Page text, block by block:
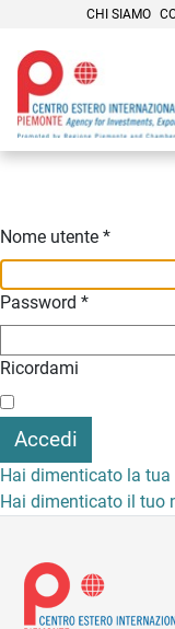
CHI SIAMO
Nome utente *
Password *
Ricordami
Accedi
Hai dimenticato la tua
Hai dimenticato il tuo